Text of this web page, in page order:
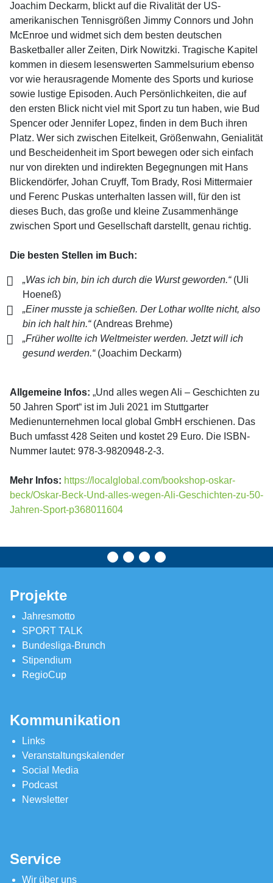
Joachim Deckarm, blickt auf die Rivalität der US-
amerikanischen Tennisgrößen Jimmy Connors und John
McEnroe und widmet sich dem besten deutschen
Basketballer aller Zeiten, Dirk Nowitzki. Tragische Kapitel
kommen in diesem lesenswerten Sammelsurium ebenso
vor wie herausragende Momente des Sports und kuriose
sowie lustige Episoden. Auch Persönlichkeiten, die auf
den ersten Blick nicht viel mit Sport zu tun haben, wie Bud
Spencer oder Jennifer Lopez, finden in dem Buch ihren
Platz. Wer sich zwischen Eitelkeit, Größenwahn, Genialität
und Bescheidenheit im Sport bewegen oder sich einfach
nur von direkten und indirekten Begegnungen mit Hans
Blickendörfer, Johan Cruyff, Tom Brady, Rosi Mittermaier
und Ferenc Puskas unterhalten lassen will, für den ist
dieses Buch, das große und kleine Zusammenhänge
zwischen Sport und Gesellschaft darstellt, genau richtig.
Die besten Stellen im Buch:
„Was ich bin, bin ich durch die Wurst geworden.“ (Uli
Hoeneß)
„Einer musste ja schießen. Der Lothar wollte nicht, also
bin ich halt hin.“(Andreas Brehme)
„Früher wollte ich Weltmeister werden. Jetzt will ich
gesund werden.“(Joachim Deckarm)
Allgemeine Infos: „Und alles wegen Ali – Geschichten zu
50 Jahren Sport“ ist im Juli 2021 im Stuttgarter
Medienunternehmen local global GmbH erschienen. Das
Buch umfasst 428 Seiten und kostet 29 Euro. Die ISBN-
Nummer lautet: 978-3-9820948-2-3.
Mehr Infos: https://localglobal.com/bookshop-oskar-
beck/Oskar-Beck-Und-alles-wegen-Ali-Geschichten-zu-50-
Jahren-Sport-p368011604
Projekte
Jahresmotto
SPORT TALK
Bundesliga-Brunch
Stipendium
RegioCup
Kommunikation
Links
Veranstaltungskalender
Social Media
Podcast
Newsletter
Service
Wir über uns